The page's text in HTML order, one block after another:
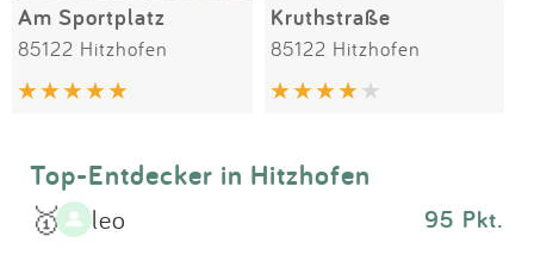
Am Sportplatz
85122 Hitzhofen
Kruthstraße
85122 Hitzhofen
Top-Entdecker in Hitzhofen
🥇 leo 95 Pkt.